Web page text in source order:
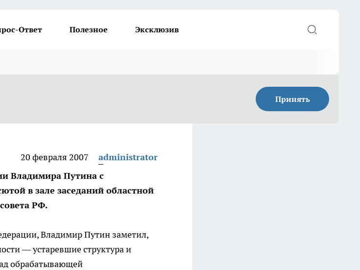
Ответ Полезное Эксклюзив
Принять
20 февраля 2007
administrator
Владимира Путина с
в зале заседаний областной
РФ.
Владимир Путин заметил,
— устаревшие структура и
обрабатывающей